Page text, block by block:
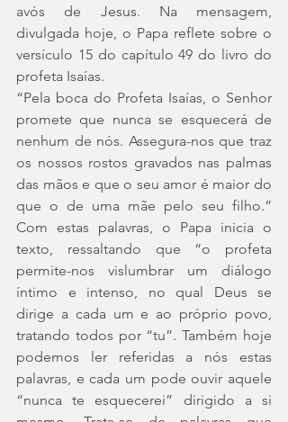
avós de Jesus. Na mensagem,
divulgada hoje, o Papa reflete sobre o
versículo 15 do capítulo 49 do livro do
profeta Isaías.
“Pela boca do Profeta Isaías, o Senhor
promete que nunca se esquecerá de
nenhum de nós. Assegura-nos que traz
os nossos rostos gravados nas palmas
das mãos e que o seu amor é maior do
que o de uma mãe pelo seu filho.”
Com estas palavras, o Papa inicia o
texto, ressaltando que “o profeta
permite-nos vislumbrar um diálogo
íntimo e intenso, no qual Deus se
dirige a cada um e ao próprio povo,
tratando todos por “tu”. Também hoje
podemos ler referidas a nós estas
palavras, e cada um pode ouvir aquele
“nunca te esquecerei” dirigido a si